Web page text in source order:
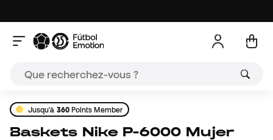
Jusqu'à 360Points Member
Baskets Nike P-6000 Mujer